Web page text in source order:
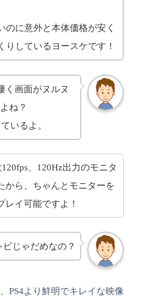
のに意外と本体価格が安く
りしているヨースケです！
く画面がヌルヌ
ね？
いるよ。
、120Hz出力のモニタ
から、ちゃんとモニターを
レイ可能ですよ！
じゃだめなの？
PS4より鮮明でキレイな映像